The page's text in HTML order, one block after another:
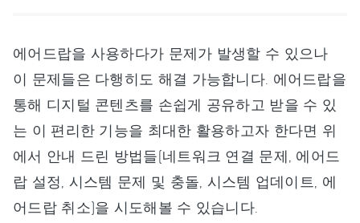
에어드랍을 사용하다가 문제가 발생할 수 있으나
이 문제들은 다행히도 해결 가능합니다. 에어드랍을
통해 디지털 콘텐츠를 손쉽게 공유하고 받을 수 있
는 이 편리한 기능을 최대한 활용하고자 한다면 위
에서 안내 드린 방법들(네트워크 연결 문제, 에어드
랍 설정, 시스템 문제 및 충돌, 시스템 업데이트, 에
어드랍 취소)을 시도해볼 수 있습니다.